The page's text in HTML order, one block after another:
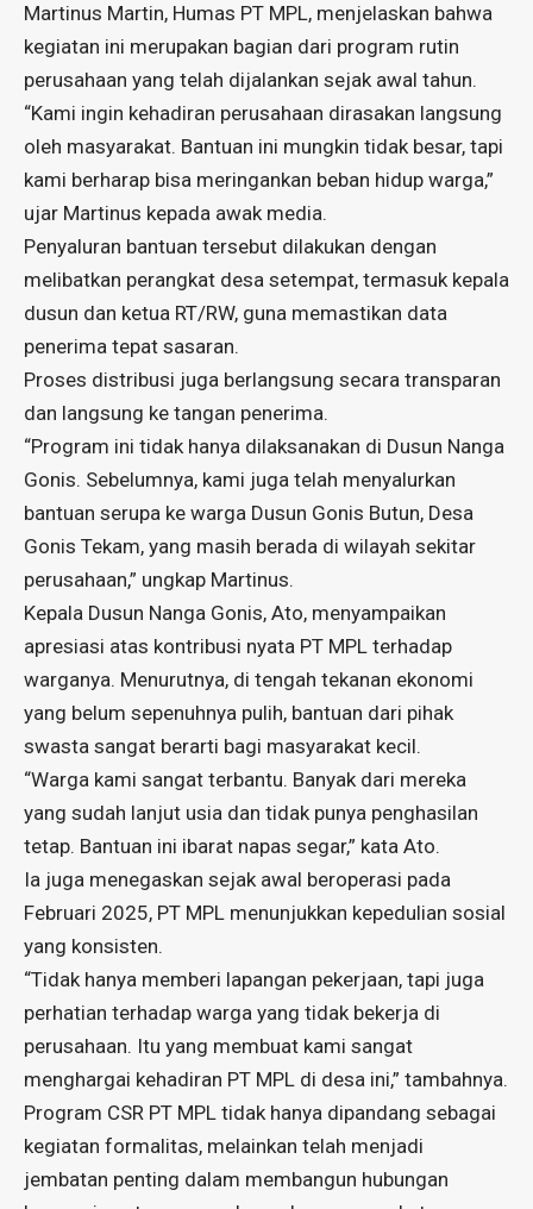
Martinus Martin, Humas PT MPL, menjelaskan bahwa
kegiatan ini merupakan bagian dari program rutin
perusahaan yang telah dijalankan sejak awal tahun.
“Kami ingin kehadiran perusahaan dirasakan langsung
oleh masyarakat. Bantuan ini mungkin tidak besar, tapi
kami berharap bisa meringankan beban hidup warga,”
ujar Martinus kepada awak media.
Penyaluran bantuan tersebut dilakukan dengan
melibatkan perangkat desa setempat, termasuk kepala
dusun dan ketua RT/RW, guna memastikan data
penerima tepat sasaran.
Proses distribusi juga berlangsung secara transparan
dan langsung ke tangan penerima.
“Program ini tidak hanya dilaksanakan di Dusun Nanga
Gonis. Sebelumnya, kami juga telah menyalurkan
bantuan serupa ke warga Dusun Gonis Butun, Desa
Gonis Tekam, yang masih berada di wilayah sekitar
perusahaan,” ungkap Martinus.
Kepala Dusun Nanga Gonis, Ato, menyampaikan
apresiasi atas kontribusi nyata PT MPL terhadap
warganya. Menurutnya, di tengah tekanan ekonomi
yang belum sepenuhnya pulih, bantuan dari pihak
swasta sangat berarti bagi masyarakat kecil.
“Warga kami sangat terbantu. Banyak dari mereka
yang sudah lanjut usia dan tidak punya penghasilan
tetap. Bantuan ini ibarat napas segar,” kata Ato.
Ia juga menegaskan sejak awal beroperasi pada
Februari 2025, PT MPL menunjukkan kepedulian sosial
yang konsisten.
“Tidak hanya memberi lapangan pekerjaan, tapi juga
perhatian terhadap warga yang tidak bekerja di
perusahaan. Itu yang membuat kami sangat
menghargai kehadiran PT MPL di desa ini,” tambahnya.
Program CSR PT MPL tidak hanya dipandang sebagai
kegiatan formalitas, melainkan telah menjadi
jembatan penting dalam membangun hubungan